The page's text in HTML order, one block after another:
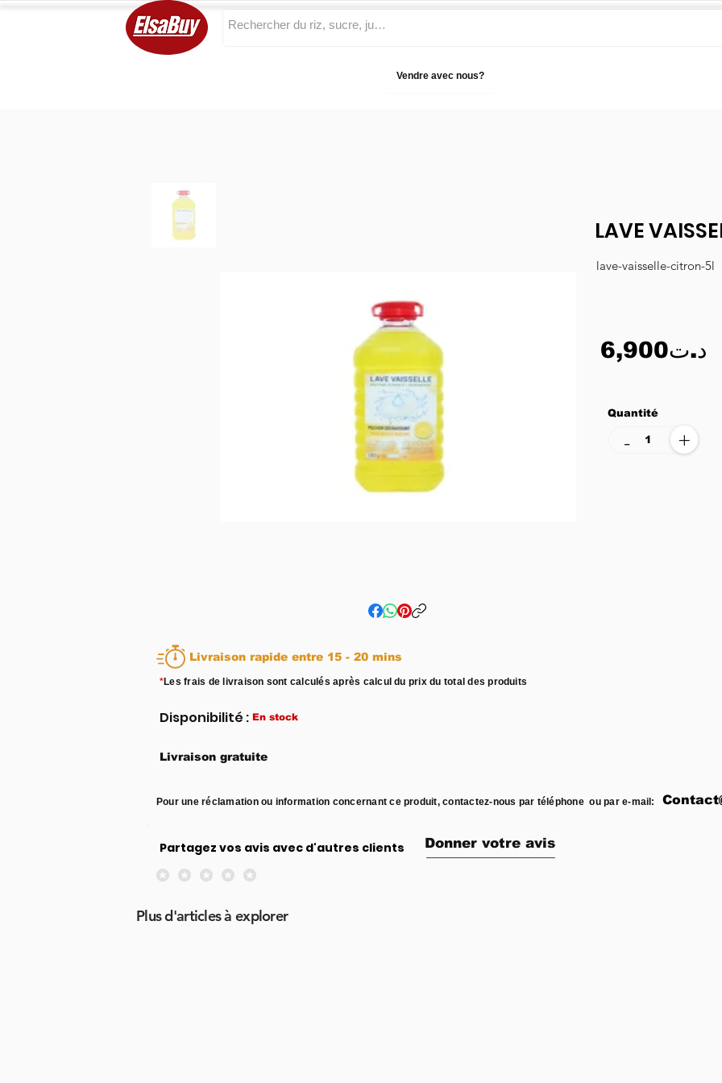
Vendre avec nous?
LAVE
lave-vaisselle-citron-5l
6,900د.ت
Quantité
+
-
Livraison rapide entre 15 - 20 mins
*Les frais de livraison sont calculés après calcul du prix du total des produits
Disponibilité : En stock
Livraison gratuite
Pour une réclamation ou information concernant ce produit, contactez-nous par téléphone ou par e-mail:
Partagez vos avis avec d'autres clients Donner votre avis
Aucune note pour le moment
Plus d'articles à explorer